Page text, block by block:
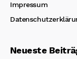
Impressum
Neueste